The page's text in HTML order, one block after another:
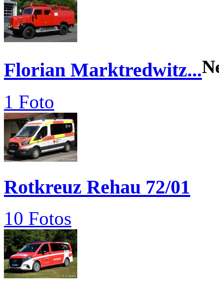
Florian Marktredwitz...
1 Foto
Rotkreuz Rehau 72/01
10 Fotos